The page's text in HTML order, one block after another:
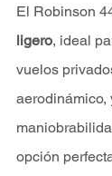
El Robinson
ligero, ideal
vuelos
aerodinámico,
opción